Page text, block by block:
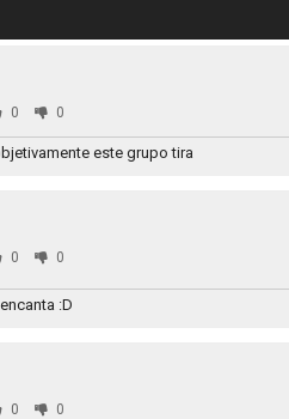
0 0
este grupo tira
0 0
:D
0 0